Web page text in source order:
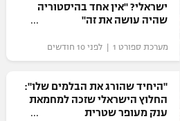
ישראלי? "אין אחד בהיסטוריה
שהיה עושה את זה"
מערכת ספורט 1 | לפני 10 חודשים
"היחיד שהורג את הבלמים שלו":
החלוץ הישראלי שזכה למחמאת
ענק מעופר שטרית